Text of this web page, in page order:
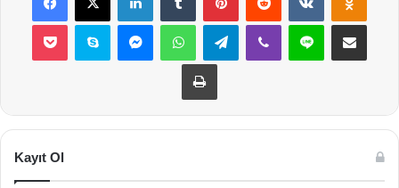
Pocket Skype MessengerWhatsAppTelegramViber Line E-Posta ile
Yazdır
Kayıt Ol